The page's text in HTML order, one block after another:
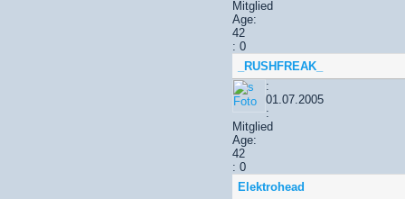
Mitglied
Age:
42
: 0
_RUSHFREAK_
:
01.07.2005
:
Mitglied
Age:
42
: 0
Elektrohead